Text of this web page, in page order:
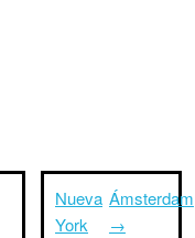
Nueva
York
Ámsterdam
→